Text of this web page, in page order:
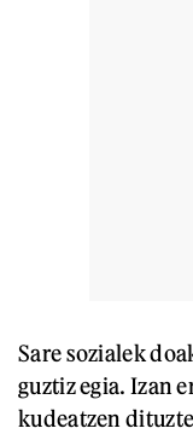
Sare sozialek
guztiz egia. Izan
kudeatzen